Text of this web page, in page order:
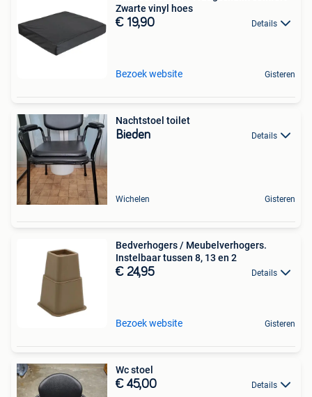
Zwarte vinyl hoes
€ 19,90 Details
Bezoek website Gisteren
Nachtstoel toilet
Bieden Details
Wichelen Gisteren
Bedverhogers / Meubelverhogers.
Instelbaar tussen 8, 13 en 2
€ 24,95 Details
Bezoek website Gisteren
Wc stoel
€ 45,00 Details